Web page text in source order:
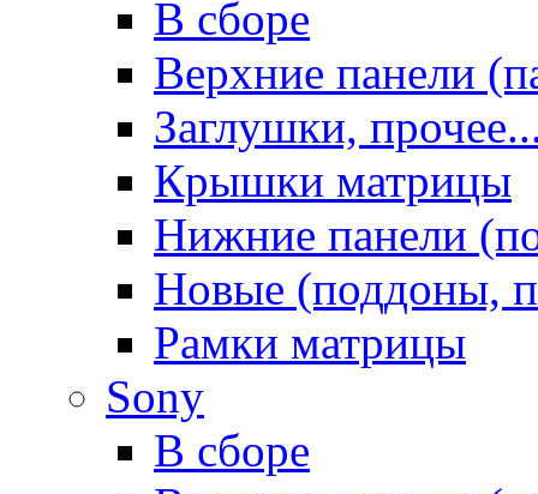
В сборе
Верхние панели
Заглушки,
Крышки матрицы
Нижние панели
Новые (поддоны,
Рамки матрицы
Sony
В сборе